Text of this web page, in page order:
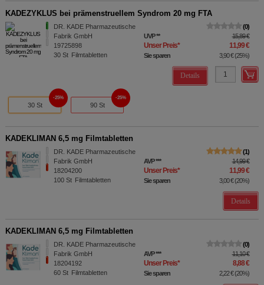
KADEZYKLUS bei prämenstruellem Syndrom 20 mg FTA
DR. KADE Pharmazeutische
Fabrik GmbH
19725898
30 St Filmtabletten
0
UVP** 15,89 €
Unser Preis* 11,99 €
Sie sparen 3,90 €(25%)
Details
30 St
25%
90 St
25%
KADEKLIMAN 6,5 mg Filmtabletten
DR. KADE Pharmazeutische
Fabrik GmbH
18204200
100 St Filmtabletten
1
AVP*** 14,99 €
Unser Preis* 11,99 €
Sie sparen 3,00 €(20%)
Details
KADEKLIMAN 6,5 mg Filmtabletten
DR. KADE Pharmazeutische
Fabrik GmbH
18204192
60 St Filmtabletten
0
AVP*** 11,10 €
Unser Preis* 8,88 €
Sie sparen 2,22 €(20%)